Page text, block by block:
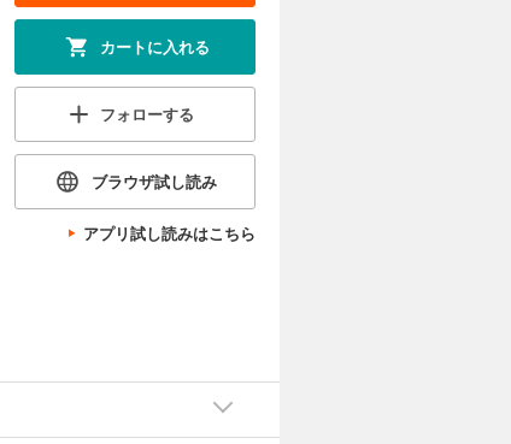
カートに入れる
フォローする
ブラウザ試し読み
アプリ試し読みはこちら